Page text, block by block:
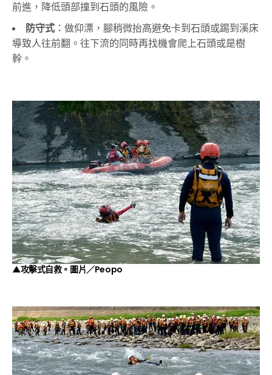
前進，降低頭部撞到石頭的風險。
防守式 ：做仰漂，腳稍微抬高避免卡到石頭或踢到溪床
導致人往前翻。往下流的同時再找機會爬上石頭或是樹
幹。
▲攻擊式自救。圖片／Peopo